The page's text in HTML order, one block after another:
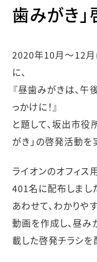
歯みがき
2020年10月〜12
に、
『昼歯みがきは、午
っかけに！』
と題して、坂出市役
がき」の啓発活動を
ライオンのオフィス
401名に配布しまし
あわせて、わかりや
動画を作成し、昼み
載した啓発チラシを